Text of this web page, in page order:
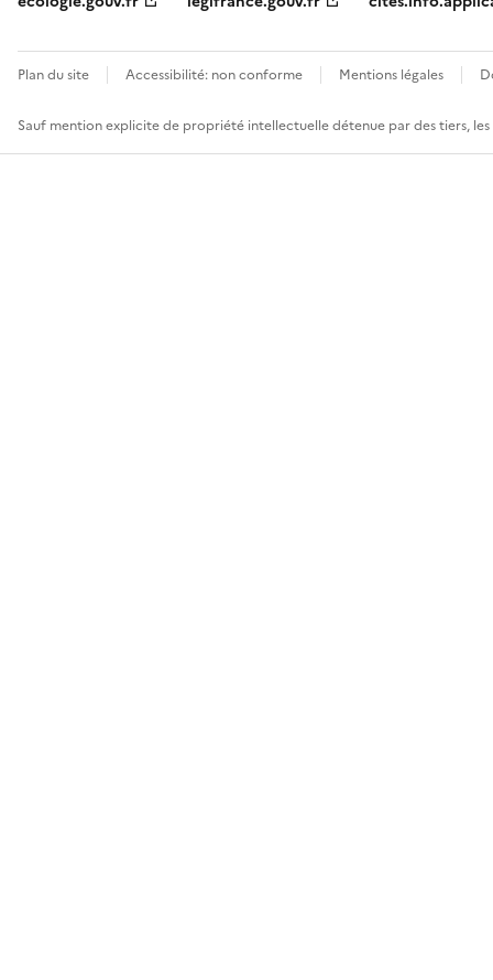
Plan du site Accessibilité: non conforme Mentions légales
Sauf mention explicite de propriété intellectuelle détenue par des tiers,